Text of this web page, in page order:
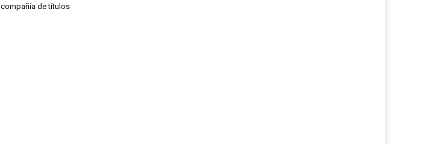
compañía de títulos